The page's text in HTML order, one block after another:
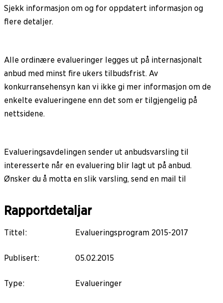
Sjekk informasjon om og for oppdatert informasjon og
flere detaljer.
Alle ordinære evalueringer legges ut på internasjonalt
anbud med minst fire ukers tilbudsfrist. Av
konkurransehensyn kan vi ikke gi mer informasjon om de
enkelte evalueringene enn det som er tilgjengelig på
nettsidene.
Evalueringsavdelingen sender ut anbudsvarsling til
interesserte når en evaluering blir lagt ut på anbud.
Ønsker du å motta en slik varsling, send en mail til
Rapportdetaljar
Tittel: Evalueringsprogram 2015-2017
Publisert: 05.02.2015
Type: Evalueringer